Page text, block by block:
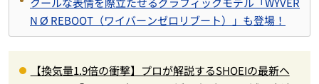
N Ø REBOOT（ワイバーンゼロリブート）」も登場！
【換気量1.9倍の衝撃】プロが解説するSHOEIの最新ヘ